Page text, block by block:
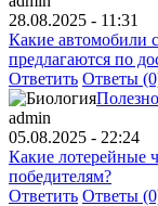
28.08.2025 - 11:31
Какие автомобили
предлагаются по
Ответить Ответы
Полезно
admin
05.08.2025 - 22:24
Какие лотерейные
победителям?
Ответить Ответы